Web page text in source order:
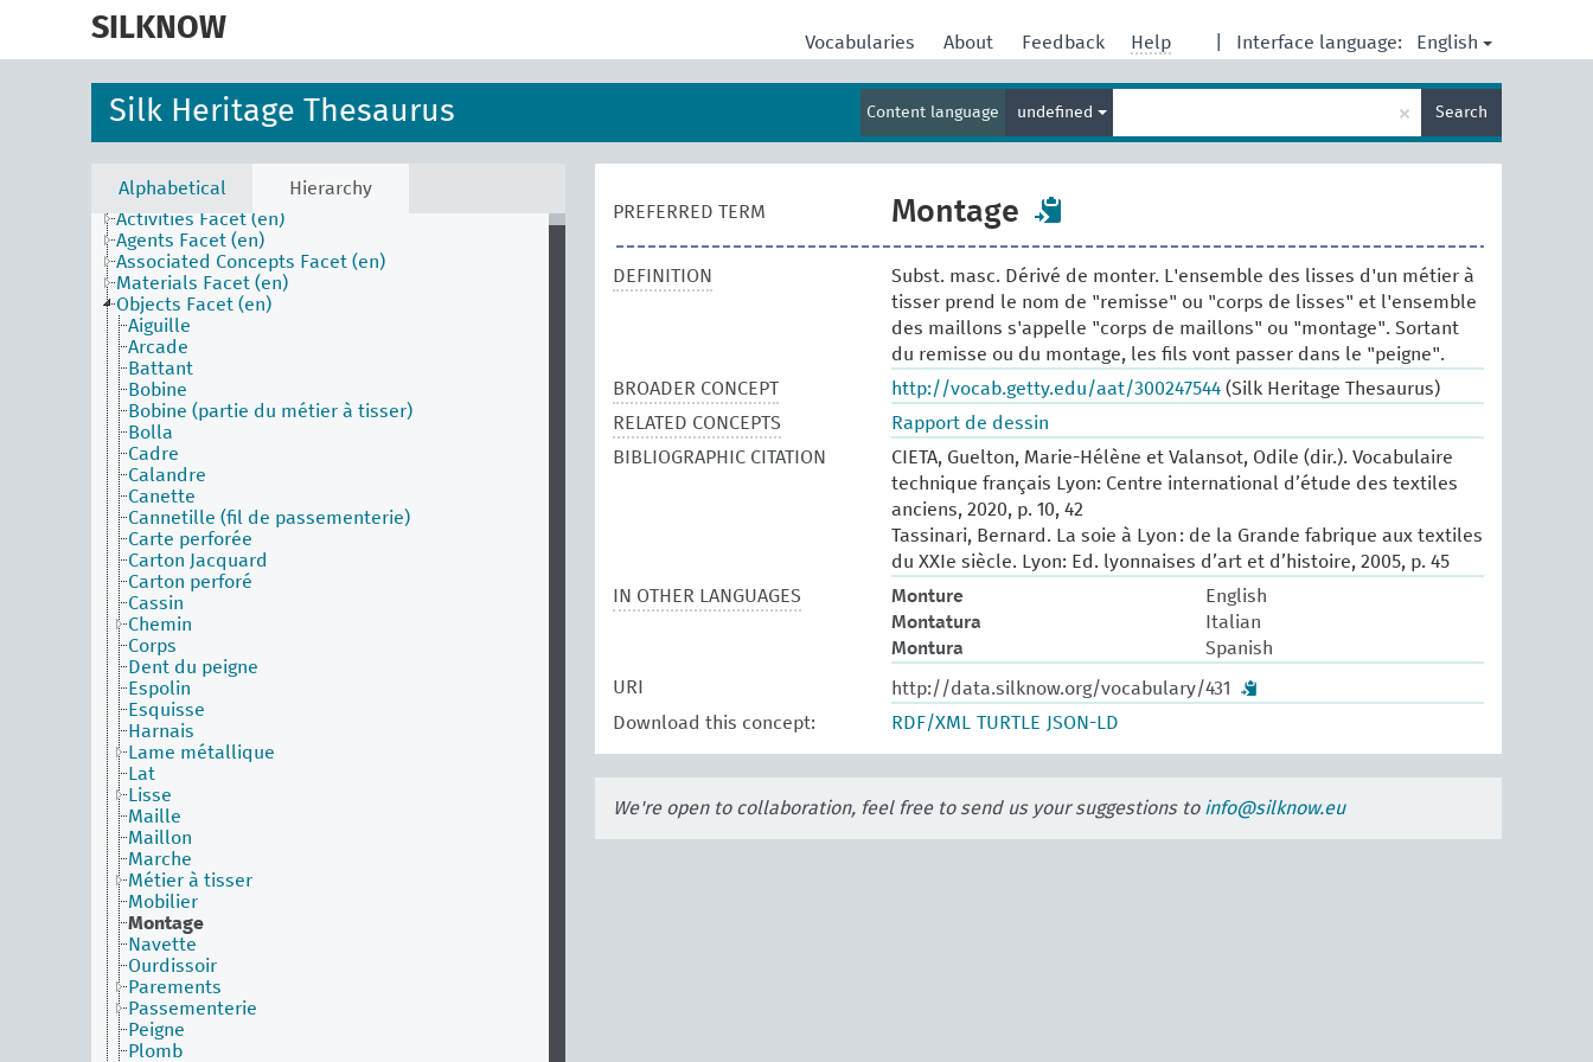
SILKNOW Interface language: English
Vocabularies About Feedback Help
Silk Heritage Thesaurus Content language undefined
term
× Search
Alphabetical
Hierarchy
Activities Facet (en)
Agents Facet (en)
Associated Concepts Facet (en)
Materials Facet (en)
Objects Facet (en)
Aiguille
Arcade
Battant
Bobine
Bobine (partie du métier à tisser)
Bolla
Cadre
Calandre
Canette
Cannetille (fil de passementerie)
Carte perforée
Carton Jacquard
Carton perforé
Cassin
Chemin
Corps
Dent du peigne
Espolin
Esquisse
Harnais
Lame métallique
Lat
Lisse
Maille
Maillon
Marche
Métier à tisser
Mobilier
Montage
Navette
Ourdissoir
Parements
Passementerie
Peigne
Plomb
PREFERRED TERM Montage
DEFINITION
Subst. masc. Dérivé de monter. L'ensemble des lisses d'un métier à
tisser prend le nom de "remisse" ou "corps de lisses" et l'ensemble
des maillons s'appelle "corps de maillons" ou "montage". Sortant
du remisse ou du montage, les fils vont passer dans le "peigne".
BROADER CONCEPT
http://vocab.getty.edu/aat/300247544 (Silk Heritage Thesaurus)
RELATED CONCEPTS
Rapport de dessin
BIBLIOGRAPHIC CITATION
CIETA, Guelton, Marie-Hélène et Valansot, Odile (dir.). Vocabulaire
technique français Lyon: Centre international d’étude des textiles
anciens, 2020, p. 10, 42
Tassinari, Bernard. La soie à Lyon : de la Grande fabrique aux textiles
du XXIe siècle. Lyon: Ed. lyonnaises d’art et d’histoire, 2005, p. 45
IN OTHER LANGUAGES
Monture
English
Montatura
Italian
Montura
Spanish
URI
http://data.silknow.org/vocabulary/431
Download this concept:
RDF/XML TURTLE JSON-LD
We're open to collaboration, feel free to send us your suggestions to info@silknow.eu